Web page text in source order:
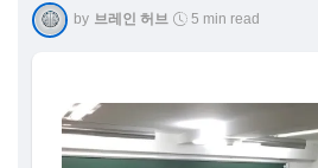
by 브레인 허브 5 min read